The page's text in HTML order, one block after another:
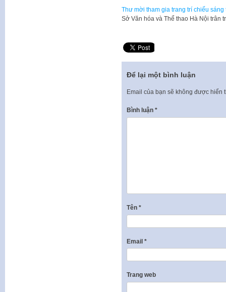
Thư mời tham gia trang trí chiếu
Sở Văn hóa và Thể thao Hà Nội trân
Để lại một bình luận
Email của bạn sẽ không được hiển
Bình luận *
Tên *
Email *
Trang web